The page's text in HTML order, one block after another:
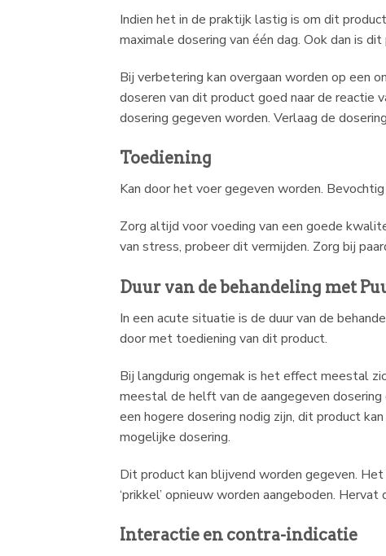
Indien het in de praktijk lastig is om dit
maximale dosering van één dag. Ook dan is
Bij verbetering kan overgaan worden op een
doseren van dit product goed naar de reactie
dosering gegeven worden. Verlaag de
Toediening
Kan door het voer gegeven worden.
Zorg altijd voor voeding van een goede
van stress, probeer dit vermijden. Zorg bij
Duur van de behandeling met
In een acute situatie is de duur van de
door met toediening van dit product.
Bij langdurig ongemak is het effect meestal
meestal de helft van de aangegeven
een hogere dosering nodig zijn, dit product
mogelijke dosering.
Dit product kan blijvend worden gegeven.
‘prikkel’ opnieuw worden aangeboden.
Interactie en contra-indicatie